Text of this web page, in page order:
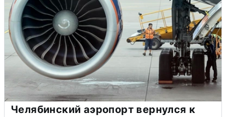
Челябинский аэропорт вернулся к